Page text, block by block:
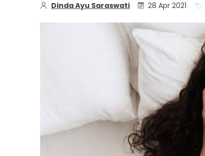
Dinda Ayu Saraswati 28 Apr 2021